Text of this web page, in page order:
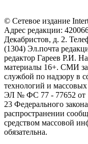
© Сетевое издание
Адрес редакции:
Декабристов, д. 2.
(1304) Эл.почта
редактор Гареев Р.И.
материалы 16+. СМИ
службой по надзору в
технологий и
ЭЛ № ФС 77 - 77652 от
23 Федерального
распространении
средством массовой
обязательна.